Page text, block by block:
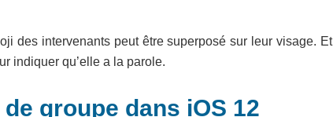
des intervenants peut être superposé sur leur visage. Et
indiquer qu’elle a la parole.
groupe dans iOS 12